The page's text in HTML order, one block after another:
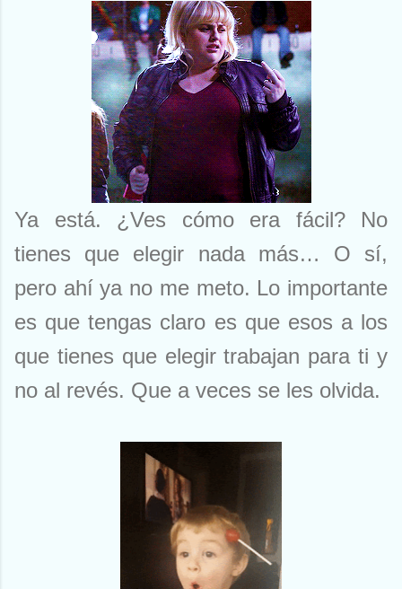
Ya está. ¿Ves cómo era fácil? No
tienes que elegir nada más… O sí,
pero ahí ya no me meto. Lo importante
es que tengas claro es que esos a los
que tienes que elegir trabajan para ti y
no al revés. Que a veces se les olvida.